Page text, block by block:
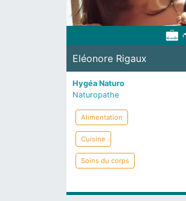
Eléonore Rigaux
Hygéa Naturo
Naturopathe
Alimentation
Cuisine
Soins du corps